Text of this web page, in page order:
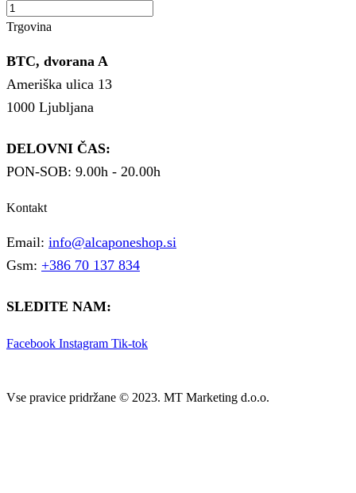
Trgovina
BTC, dvorana A
Ameriška ulica 13
1000 Ljubljana
DELOVNI ČAS:
PON-SOB: 9.00h - 20.00h
Kontakt
Email: info@alcaponeshop.si
Gsm: +386 70 137 834
SLEDITE NAM:
Facebook Instagram Tik-tok
Vse pravice pridržane © 2023. MT Marketing d.o.o.